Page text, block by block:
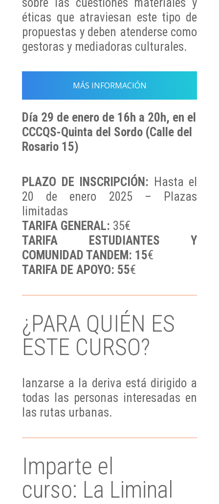
éticas que atraviesan este tipo de
propuestas y deben atenderse como
gestoras y mediadoras culturales.
MÁS INFORMACIÓN
Día 29 de enero de 16h a 20h, en el
CCCQS-Quinta del Sordo (Calle del
Rosario 15)
PLAZO DE INSCRIPCIÓN: Hasta el
20 de enero 2025 – Plazas
limitadas
TARIFA GENERAL: 35€
TARIFA ESTUDIANTES Y
COMUNIDAD TANDEM: 15€
TARIFA DE APOYO: 55€
¿PARA QUIÉN ES
ESTE CURSO?
lanzarse a la deriva está dirigido a
todas las personas interesadas en
las rutas urbanas.
Imparte el
curso: La Liminal